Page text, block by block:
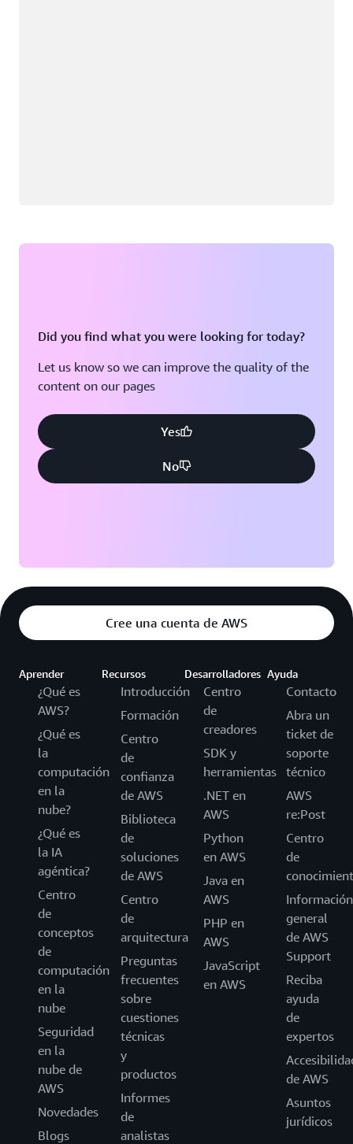
Did you find what you were looking for today?
Let us know so we can improve the quality of the
content on our pages
Yes
No
Cree una cuenta de AWS
Aprender
¿Qué es
AWS?
¿Qué es
la
computación
en la
nube?
¿Qué es
la IA
agéntica?
Centro
de
conceptos
de
computación
en la
nube
Seguridad
en la
nube de
AWS
Novedades
Blogs
Recursos
Introducción
Formación
Centro
de
confianza
de AWS
Biblioteca
de
soluciones
de AWS
Centro
de
arquitectura
Preguntas
frecuentes
sobre
cuestiones
técnicas
y
productos
Informes
de
analistas
Desarrolladores
Centro
de
creadores
SDK y
herramientas
.NET en
AWS
Python
en AWS
Java en
AWS
PHP en
AWS
JavaScript
en AWS
Ayuda
Contacto
Abra un
ticket de
soporte
técnico
AWS
re:Post
Centro
de
Información
general
de AWS
Support
Reciba
ayuda
de
expertos
de AWS
Asuntos
jurídicos